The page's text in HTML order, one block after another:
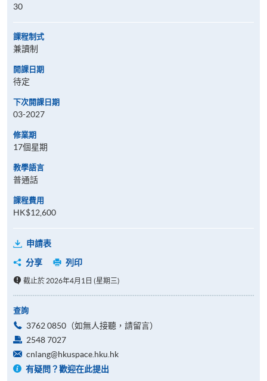
30
課程制式
兼讀制
開課日期
待定
下次開課日期
03-2027
修業期
17個星期
教學語言
普通話
課程費用
HK$12,600
申請表
分享
列印
截止於 2026年4月1日 (星期三)
查詢
3762 0850（如無人接聽，請留言）
2548 7027
cnlang@hkuspace.hku.hk
有疑問？歡迎在此提出